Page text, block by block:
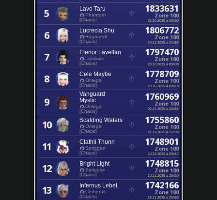
5 Lavo Taru
Phantom
[Chaos]
1833631
Zone 100
25.10.2025 à 00h00
6 Lucrecia Shu
Ragnarok
[Chaos]
1806772
Zone 100
10.11.2025 à 21h53
7 Elenor Lavellan
Louisoix
[Chaos]
1797470
Zone 100
29.10.2025 à 09h09
8 Cele Maybe
Omega
[Chaos]
1778709
Zone 100
29.10.2025 à 02h19
9
Vanguard
Mystic
Omega
[Chaos]
1760969
Zone 100
02.11.2025 à 23h55
10 Scalding Waters
Omega
[Chaos]
1755860
Zone 100
21.12.2025 à 21h38
11 Ctathli Thunn
Spriggan
[Chaos]
1748901
Zone 100
10.12.2025 à 00h17
12 Bright Light
Spriggan
[Chaos]
1748815
Zone 100
10.11.2025 à 19h30
13 Infernus Lebel
Cerberus
[Chaos]
1742166
Zone 100
18.11.2025 à 20h53